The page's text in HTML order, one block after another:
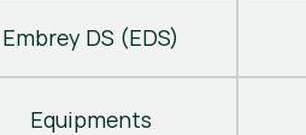
Embrey DS (EDS)
Equipments